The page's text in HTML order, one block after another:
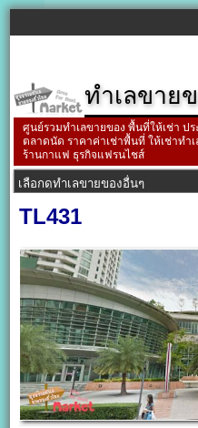
ทำเลขาย
ศูนย์รวมทำเลขายของ พื้นที่ให้เช่า ป
ตลาดนัด ราคาค่าเช่าพื้นที่ ให้เช่าทำ
ร้านกาแฟ ธุรกิจแฟรนไชส์
TL431